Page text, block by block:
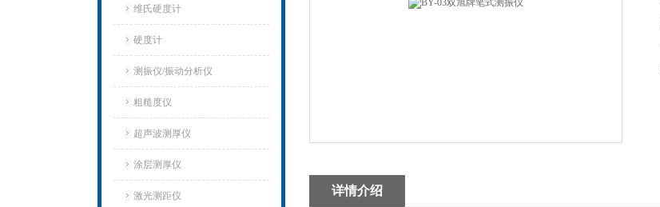
维氏硬度计
硬度计
测振仪/振动分析仪
粗糙度仪
超声波测厚仪
涂层测厚仪
激光测距仪 详情介绍